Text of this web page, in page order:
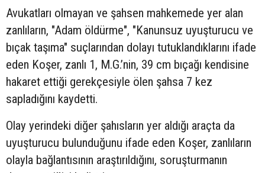
Avukatları olmayan ve şahsen mahkemede yer alan
zanlıların, "Adam öldürme", "Kanunsuz uyuşturucu ve
bıçak taşıma" suçlarından dolayı tutuklandıklarını ifade
eden Koşer, zanlı 1, M.G.’nin, 39 cm bıçağı kendisine
hakaret ettiği gerekçesiyle ölen şahsa 7 kez
sapladığını kaydetti.
Olay yerindeki diğer şahısların yer aldığı araçta da
uyuşturucu bulunduğunu ifade eden Koşer, zanlıların
olayla bağlantısının araştırıldığını, soruşturmanın